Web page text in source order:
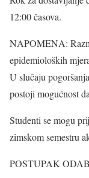
12:00 časova.
NAPOMENA:
epidemioloških
U slučaju
postoji mogućnost
Studenti se mogu
zimskom semestru
POSTUPAK